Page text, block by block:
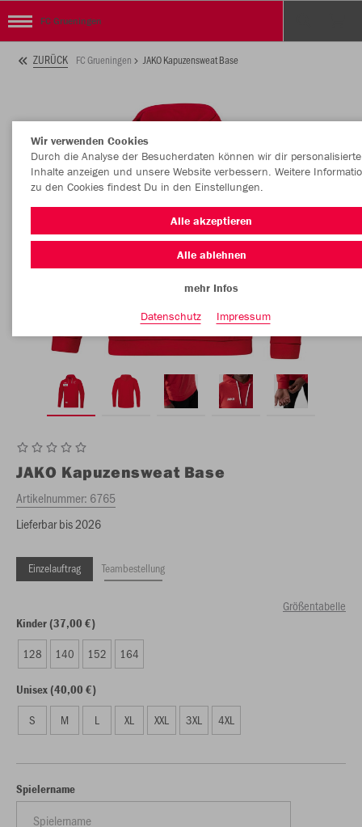
FC Grueningen
ZURÜCK FC Grueningen JAKO Kapuzensweat Base
JAKO Kapuzensweat Base
Artikelnummer: 6765
Lieferbar bis 2026
Einzelauftrag Teambestellung
Größentabelle
Kinder (37,00 €)
128 140 152 164
Unisex (40,00 €)
S M L XL XXL 3XL 4XL
Spielername
Wir verwenden Cookies
Durch die Analyse der Besucherdaten können wir dir personalisierte
Inhalte anzeigen und unsere Website verbessern. Weitere
zu den Cookies findest Du in den Einstellungen.
Alle akzeptieren
Alle ablehnen
mehr Infos
Datenschutz
Impressum